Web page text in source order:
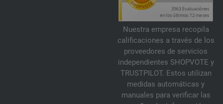
Nuestra empresa recopila
calificaciones a través de los
proveedores de servicios
independientes SHOPVOTE y
TRUSTPILOT. Estos utilizan
medidas automáticas y
manuales para verificar las